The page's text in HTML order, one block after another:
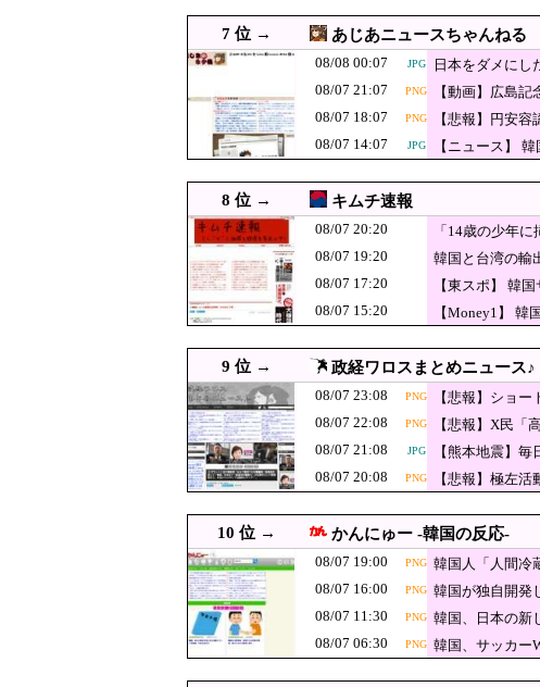
08/07 20:10 【速報】日銀植田総裁
08/07 20:09
「日本は危険だ」と吹
った結果……
【悲報】極左活動家、平
08/07 20:05 ワイルドベリーズ経営陣、
08/07 20:00 【東京】東京駅近くに「地下シェ
08/07 20:00 JPG 【衝撃】韓国人「日本の軽トラ、原
08/07 19:55 韓国メディア 韓国サッカーのイメ
08/07 19:54 【悲報】ロシア報道官「広島市長
08/07 19:40 JPG フィリピン「台湾有事
08/07 19:20 韓国と台湾の輸出額、とも
08/07 19:10 JPG 【速報】福岡県知事「
08/07 19:09
ジャンポケ斎藤と代
08/07 19:08
【悲報】財務省「レジ都合
けど？」ｗｗｗｗｗｗｗｗ
からだよ」
08/07 19:00 PNG 韓国人「人間冷蔵庫は日本
08/07 19:00 共通する要因「若年」「低収入」「
08/07 19:00 韓国人「半導体偏重の逆襲…KOSPI
08/07 18:55 熊本県知事、オールドメディアの
08/07 18:51
7 位 → あじあニュースちゃんねる
08/08 00:07
JPG
日本をダメにし
08/07 21:07
PNG
【動画】広島
08/07 18:07
PNG
【悲報】円安
08/07 14:07
JPG 【ニュース】
8 位 → キムチ速報
08/07 20:20
「14歳の少年
08/07 19:20
韓国と台湾の
08/07 17:20
【東スポ】 韓
08/07 15:20
【Money1】
9 位 → 政経ワロスまとめニュース♪
08/07 23:08
PNG
【悲報】ショ
アドバイスに
08/07 22:08 PNG
【悲報】X民「
人！」 ← 突
08/07 21:08 JPG
【熊本地震】
しょ？教えて
08/07 20:08 PNG 【悲報】極左
10 位 → かんにゅー -韓国の反応-
08/07 19:00
PNG 韓国人「人間冷
08/07 16:00
PNG 韓国が独自開発
08/07 11:30
PNG 韓国、日本の新
08/07 06:30
PNG 韓国、サッカー